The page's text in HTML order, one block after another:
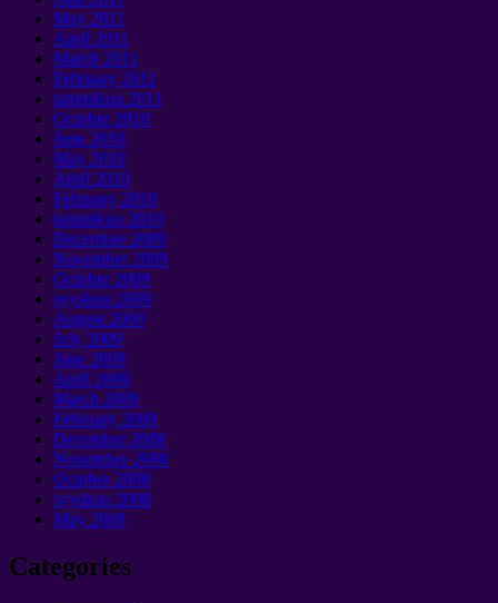
May 2011
April 2011
March 2011
February 2011
tammikuu 2011
October2010
June 2010
May 2010
April 2010
February 2010
tammikuu 2010
December2009
November2009
October2009
syyskuu 2009
August2009
July 2009
June 2009
April 2009
March 2009
February 2009
December2008
November2008
October2008
syyskuu 2008
May 2008
Categories